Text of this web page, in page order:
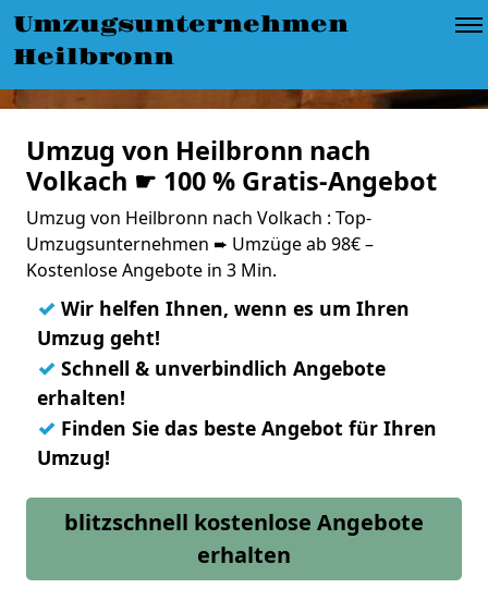
Umzugsunternehmen
Heilbronn
Umzug von Heilbronn nach
Volkach ☛ 100 % Gratis-Angebot
Umzug von Heilbronn nach Volkach : Top-
Umzugsunternehmen ➨ Umzüge ab 98€ –
Kostenlose Angebote in 3 Min.
✓ Wir helfen Ihnen, wenn es um Ihren
Umzug geht!
✓ Schnell & unverbindlich Angebote
erhalten!
✓ Finden Sie das beste Angebot für Ihren
Umzug!
blitzschnell kostenlose Angebote
erhalten